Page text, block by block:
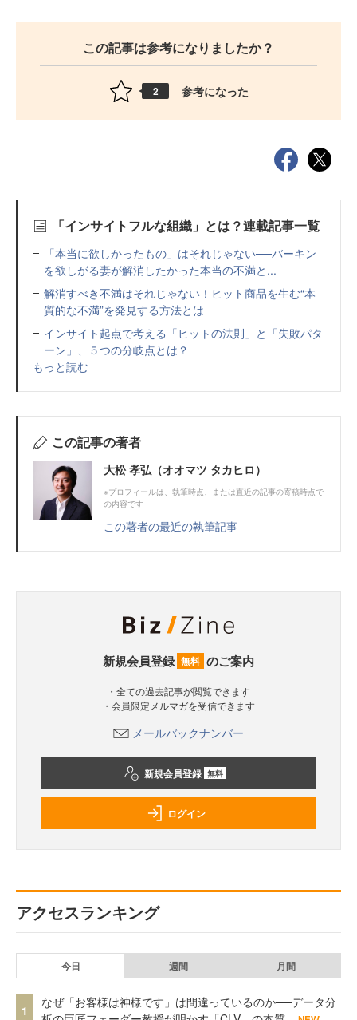
この記事は参考になりましたか？
2 参考になった
「インサイトフルな組織」とは？連載記事一覧
「本当に欲しかったもの」はそれじゃない──バーキン
を欲しがる妻が解消したかった本当の不満と...
解消すべき不満はそれじゃない！ヒット商品を生む“本
質的な不満”を発見する方法とは
インサイト起点で考える「ヒットの法則」と「失敗パタ
ーン」、５つの分岐点とは？
もっと読む
この記事の著者
大松 孝弘（オオマツ タカヒロ）
※プロフィールは、執筆時点、または直近の記事の寄稿時点で
の内容です
この著者の最近の執筆記事
新規会員登録 無料 のご案内
・全ての過去記事が閲覧できます
・会員限定メルマガを受信できます
メールバックナンバー
新規会員登録 無料
ログイン
アクセスランキング
今日 週間 月間
1
なぜ「お客様は神様です」は間違っているのか──データ分